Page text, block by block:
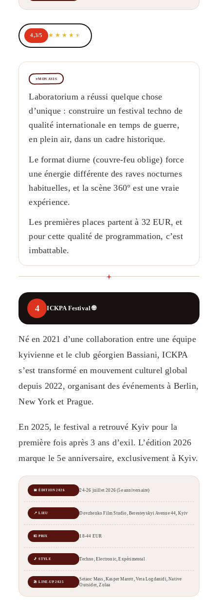
4,3/5
MON AVIS
Laboratorium a réussi quelque chose
d’unique : construire un festival techno de
qualité internationale en temps de guerre,
en plein air, dans un cadre historique.
Le format diurne (couvre-feu oblige) force
une énergie différente des raves nocturnes
habituelles, et la scène 360° est une vraie
expérience.
Les premières places partent à 32 EUR, et
pour cette qualité de programmation, c’est
imbattable.
4 ICKPA Festival 🌐
Né en 2021 d’une collaboration entre une équipe
kyivienne et le club géorgien Bassiani, ICKPA
s’est transformé en mouvement culturel global
depuis 2022, organisant des événements à Berlin,
New York et Prague.
En 2025, le festival a retrouvé Kyiv pour la
première fois après 3 ans d’exil. L’édition 2026
marque le 5e anniversaire, exclusivement à Kyiv.
📅 ÉDITION 2026 24-26 juillet 2026 (5e anniversaire)
📍 LIEU Dovzhenko Film Studio, Beresteyskyi Avenue 44, Kyiv
💶 PRIX 18-44 EUR
🎵 STYLE Techno, Electronic, Expérimental
🎤 LINE-UP 2025
Setaoc Mass, Kasper Marott, Vera Logdanidi, Native
Outsider, Zolaa